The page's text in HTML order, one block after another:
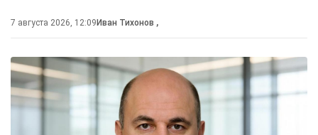
7 августа 2026, 12:09Иван Тихонов ,